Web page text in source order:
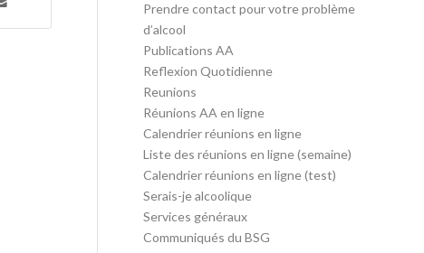
Prendre contact pour votre problème
d’alcool
Publications AA
Reflexion Quotidienne
Reunions
Réunions AA en ligne
Calendrier réunions en ligne
Liste des réunions en ligne (semaine)
Calendrier réunions en ligne (test)
Serais-je alcoolique
Services généraux
Communiqués du BSG